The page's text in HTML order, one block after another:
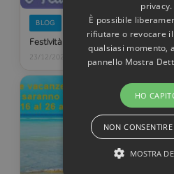
BLOG
Festività Natalizie
23/12/2022
privacy.
È possibile
rifiutare o revocare
qualsiasi momento,
pannello Mostra
HO
NON
MOSTRA